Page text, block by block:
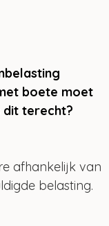
boete moet
dit terecht?
afhankelijk van
belasting.